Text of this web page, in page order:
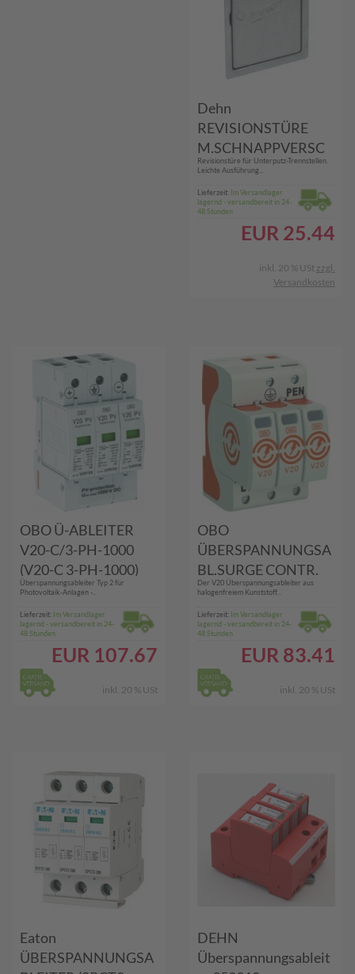
Dehn
REVISIONSTÜRE
M.SCHNAPPVERSC
H. (476.100)
Revisionstüre für Unterputz-Trennstellen.
Leichte Ausführung...
Lieferzeit: Im Versandlager
lagernd - versandbereit in 24-
48 Stunden
EUR 25.44
inkl. 20 % USt zzgl.
Versandkosten
OBO Ü-ABLEITER
V20-C/3-PH-1000
(V20-C 3-PH-1000)
Überspannungsableiter Typ 2 für
Photovoltaik-Anlagen -...
Lieferzeit: Im Versandlager
lagernd - versandbereit in 24-
48 Stunden
EUR 107.67
inkl. 20 % USt
OBO
ÜBERSPANNUNGSA
BL.SURGE CONTR.
(V20-3-280 NEU)
Der V20 Überspannungsableiter aus
halogenfreiem Kunststoff...
Lieferzeit: Im Versandlager
lagernd - versandbereit in 24-
48 Stunden
EUR 83.41
inkl. 20 % USt
Eaton
ÜBERSPANNUNGSA
DEHN
Überspannungsableit